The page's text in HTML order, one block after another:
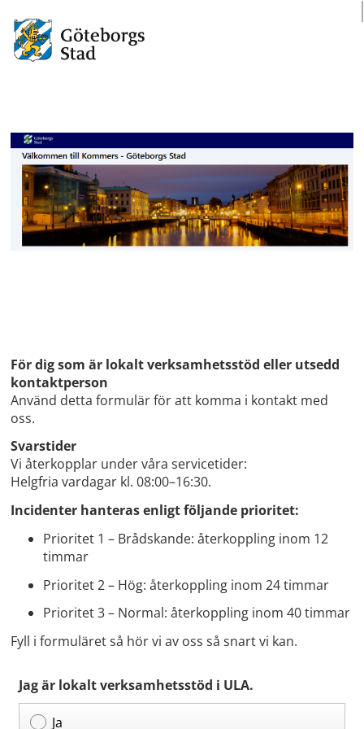
För dig som är lokalt verksamhetsstöd eller utsedd
kontaktperson
Använd detta formulär för att komma i kontakt med
oss.
Svarstider
Vi återkopplar under våra servicetider:
Helgfria vardagar kl. 08:00–16:30.
Incidenter hanteras enligt följande prioritet:
Prioritet 1 – Brådskande: återkoppling inom 12
timmar
Prioritet 2 – Hög: återkoppling inom 24 timmar
Prioritet 3 – Normal: återkoppling inom 40 timmar
Fyll i formuläret så hör vi av oss så snart vi kan.
Jag är lokalt verksamhetsstöd i ULA.
Ja